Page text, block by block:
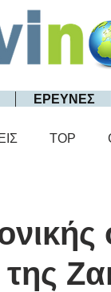
ΕΡΕΥΝΕΣ
TOP